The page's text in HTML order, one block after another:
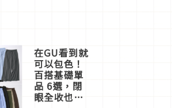
在GU看到就
可以包色！
百搭基礎單
品 6選，閉
眼全收也不